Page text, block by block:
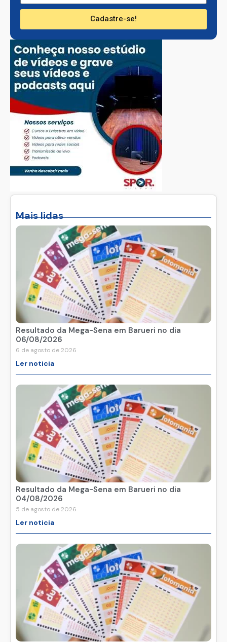
Mais lidas
Resultado da Mega-Sena em Barueri no dia
06/08/2026
6 de agosto de 2026
Ler noticia
Resultado da Mega-Sena em Barueri no dia
04/08/2026
5 de agosto de 2026
Ler noticia
Cadastre-se!